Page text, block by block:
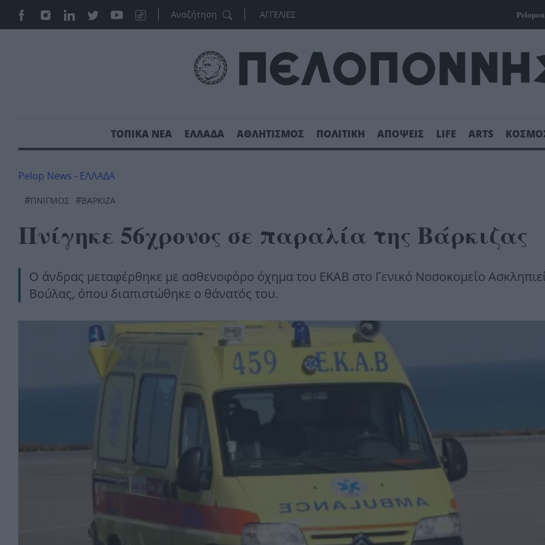
ΑΓΓΕΛΙΕΣ
ΤΟΠΙΚΑ ΝΕΑ ΕΛΛΑΔΑ ΑΘΛΗΤΙΣΜΟΣ ΠΟΛΙΤΙΚΗ ΑΠΟΨΕΙΣ LIFE ARTS
Pelop News - ΕΛΛΑΔΑ
#ΠΝΙΓΜΌΣ #ΒΆΡΚΙΖΑ
Πνίγηκε 56χρονος σε παραλία της Βάρκιζας
Ο άνδρας μεταφέρθηκε με ασθενοφόρο όχημα του ΕΚΑΒ στο Γενικό Νοσοκομείο
Βούλας, όπου διαπιστώθηκε ο θάνατός του.